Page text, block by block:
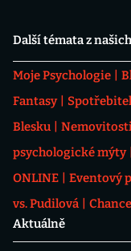
Další témata z
Moje Psychologie
Fantasy
Blesku
Nemovitosti
psychologické mýty
ONLINE
Eventový
vs. Pudilová
Aktuálně